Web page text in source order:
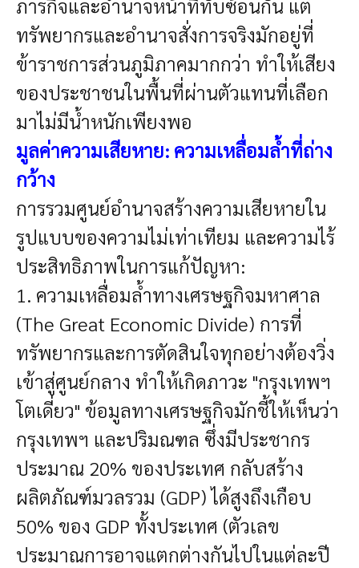
ภารกิจและอำนาจหน้าที่ทับซ้อนกัน แต่
ทรัพยากรและอำนาจสั่งการจริงมักอยู่ที่
ข้าราชการส่วนภูมิภาคมากกว่า ทำให้เสียง
ของประชาชนในพื้นที่ผ่านตัวแทนที่เลือก
มาไม่มีน้ำหนักเพียงพอ
มูลค่าความเสียหาย: ความเหลื่อมล้ำที่ถ่าง
กว้าง
การรวมศูนย์อำนาจสร้างความเสียหายใน
รูปแบบของความไม่เท่าเทียม และความไร้
ประสิทธิภาพในการแก้ปัญหา:
1. ความเหลื่อมล้ำทางเศรษฐกิจมหาศาล
(The Great Economic Divide) การที่
ทรัพยากรและการตัดสินใจทุกอย่างต้องวิ่ง
เข้าสู่ศูนย์กลาง ทำให้เกิดภาวะ "กรุงเทพฯ
โตเดี่ยว" ข้อมูลทางเศรษฐกิจมักชี้ให้เห็นว่า
กรุงเทพฯ และปริมณฑล ซึ่งมีประชากร
ประมาณ 20% ของประเทศ กลับสร้าง
ผลิตภัณฑ์มวลรวม (GDP) ได้สูงถึงเกือบ
50% ของ GDP ทั้งประเทศ (ตัวเลข
ประมาณการอาจแตกต่างกันไปในแต่ละปี